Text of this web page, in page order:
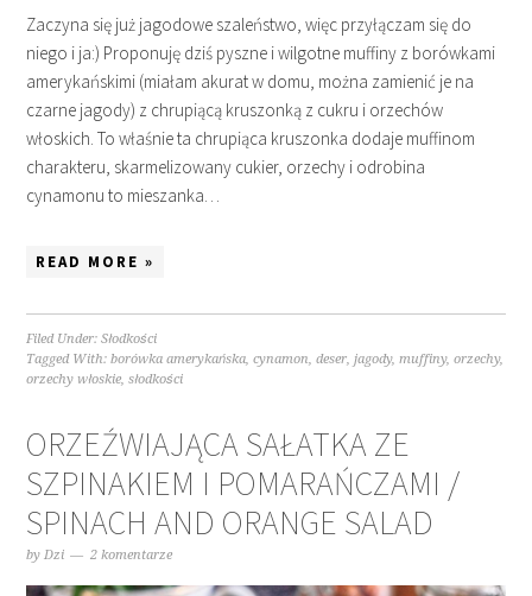
Zaczyna się już jagodowe szaleństwo, więc przyłączam się do
niego i ja:) Proponuję dziś pyszne i wilgotne muffiny z borówkami
amerykańskimi (miałam akurat w domu, można zamienić je na
czarne jagody) z chrupiącą kruszonką z cukru i orzechów
włoskich. To właśnie ta chrupiąca kruszonka dodaje muffinom
charakteru, skarmelizowany cukier, orzechy i odrobina
cynamonu to mieszanka…
READ MORE »
Filed Under:Słodkości
Tagged With:borówka amerykańska,cynamon,deser,jagody,muffiny,orzechy,
orzechy włoskie,słodkości
ORZEŹWIAJĄCA SAŁATKA ZE
SZPINAKIEM I POMARAŃCZAMI /
SPINACH AND ORANGE SALAD
byDzi 2 komentarze